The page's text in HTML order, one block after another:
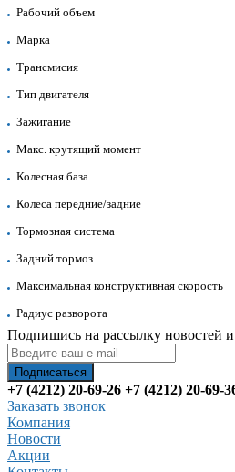
Рабочий объем
Марка
Трансмисия
Тип двигателя
Зажигание
Макс. крутящий момент
Колесная база
Колеса передние/задние
Тормозная система
Задний тормоз
Максимальная конструктивная скорость
Радиус разворота
Подпишись на рассылку новостей
+7 (4212) 20-69-26 +7 (4212) 20-69-
Заказать звонок
Компания
Новости
Акции